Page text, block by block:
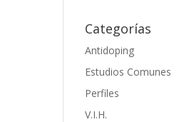
Categorías
Antidoping
Estudios Comunes
Perfiles
V.I.H.